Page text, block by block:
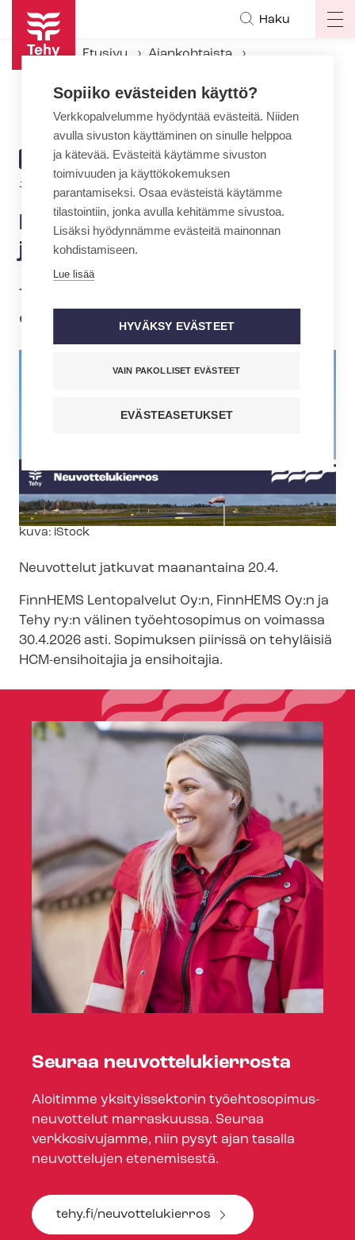
Hyppää
pääsisältöön
Haku
Etusivu
Ajankohtaista
FinnHEMSin neuvottelut jatkuvat 20.4.
ARTIKKELIN
KATEGORIA
AJANKOHTAISTA
17.4.2026 | 9:13
FinnHEMSin neuvottelut
jatkuvat 20.4.
Tällä viikolla on jatkettu FinnHEMSin työ­
eh­to­so­pi­mus­neu­vot­te­lui­ta.
Kuvateksti
kuva: iStock
Neuvottelut jatkuvat maanantaina 20.4.
FinnHEMS Lentopalvelut Oy:n, FinnHEMS Oy:n ja
Tehy ry:n välinen työehtosopimus on voimassa
30.4.2026 asti. Sopimuksen piirissä on tehyläisiä
HCM-ensihoitajia ja ensihoitajia.
Seuraa neu­vot­te­lu­kier­ros­ta
Aloitimme yksityissektorin työ­eh­to­so­pi­mus­
neu­vot­te­lut marraskuussa. Seuraa
verkkosivujamme, niin pysyt ajan tasalla
neuvottelujen etenemisestä.
tehy.fi/neuvottelukierros
Sopiiko evästeiden käyttö?
Verkkopalvelumme hyödyntää evästeitä. Niiden
avulla sivuston käyttäminen on sinulle helppoa
ja kätevää. Evästeitä käytämme sivuston
toimivuuden ja käyttökokemuksen
parantamiseksi. Osaa evästeistä käytämme
tilastointiin, jonka avulla kehitämme sivustoa.
Lisäksi hyödynnämme evästeitä mainonnan
kohdistamiseen.
Lue lisää
HYVÄKSY EVÄSTEET
VAIN PAKOLLISET EVÄSTEET
EVÄSTEASETUKSET